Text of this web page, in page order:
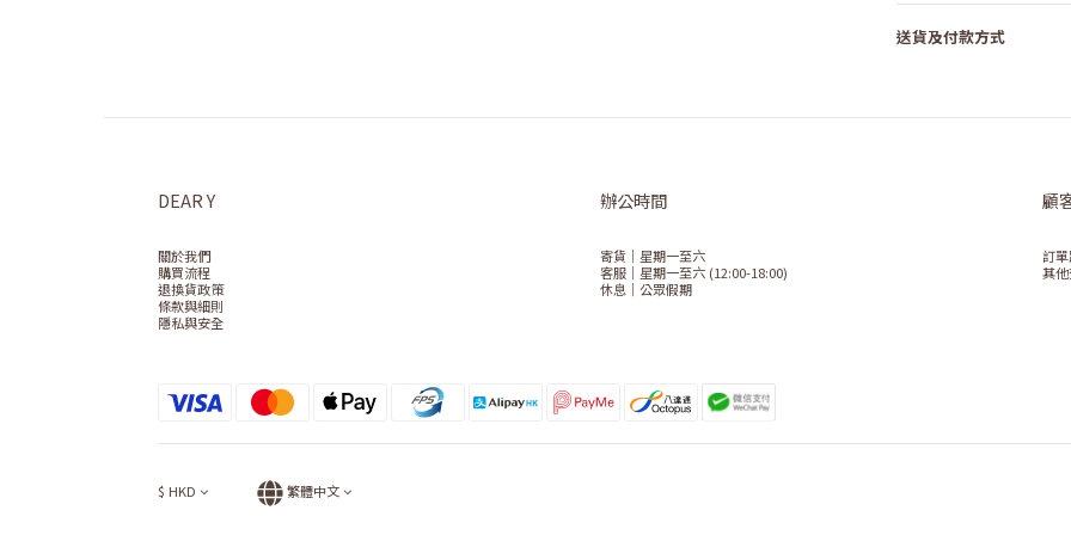
送貨及付款方式
DEAR Y
關於我們
購買流程
退換貨政策
條款與細則
隱私與安全
辦公時間
寄貨｜星期一至六
客服｜星期一至六 (12:00-18:00)
休息｜公眾假期
顧
訂
其
$ HKD 繁體中文